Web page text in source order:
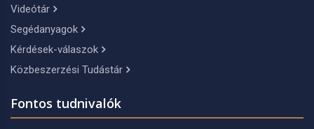
Videótár
Segédanyagok
Kérdések-válaszok
Közbeszerzési Tudástár
Fontos tudnivalók